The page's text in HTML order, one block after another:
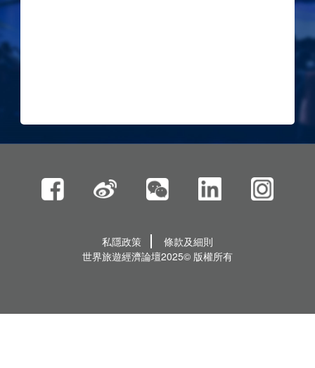
私隱政策
條款及細則
世界旅遊經濟論壇2025© 版權所有